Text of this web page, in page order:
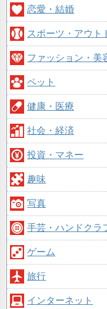
恋愛・結婚
スポーツ・アウト
ファッション・美
ペット
健康・医療
社会・経済
投資・マネー
趣味
写真
手芸・ハンドクラ
ゲーム
旅行
インターネット